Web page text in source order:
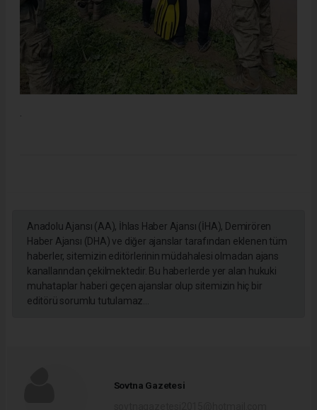
.
Anadolu Ajansı (AA), İhlas Haber Ajansı (İHA), Demirören
Haber Ajansı (DHA) ve diğer ajanslar tarafından eklenen tüm
haberler, sitemizin editörlerinin müdahalesi olmadan ajans
kanallarından çekilmektedir. Bu haberlerde yer alan hukuki
muhataplar haberi geçen ajanslar olup sitemizin hiç bir
editörü sorumlu tutulamaz...
Sovtna Gazetesi